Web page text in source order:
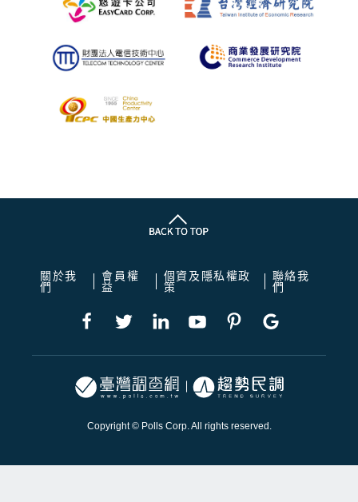
關於我
們
會員權
益
個資及隱私權政
策
聯絡我
們
Copyright © Polls Corp. All rights reserved.